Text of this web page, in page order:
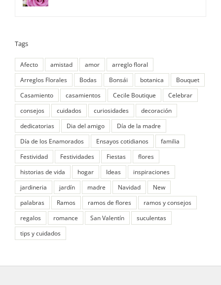
Tags
Afecto amistad amor
arreglo floral
Arreglos Florales
Bodas Bonsái botanica
Bouquet
Casamiento
casamientos Cecile Boutique
Celebrar
consejos
cuidados curiosidades
decoración
dedicatorias
Dia del amigo
Día de la madre
Día de los Enamorados
Ensayos cotidianos
familia
Festividad
Festividades Fiestas
flores
historias de vida
hogar Ideas
inspiraciones
jardineria
jardín madre Navidad
New
palabras
Ramos ramos de flores
ramos y consejos
regalos
romance San Valentín
suculentas
tips y cuidados